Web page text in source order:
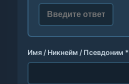
Имя / Никнейм / Псевдоним *